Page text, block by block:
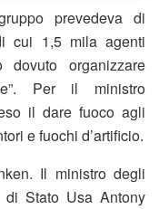
prevedeva di
cui 1,5 mila agenti
dovuto organizzare
Per il ministro
il dare fuoco agli
e fuochi d’artificio.
Il ministro degli
Stato Usa Antony